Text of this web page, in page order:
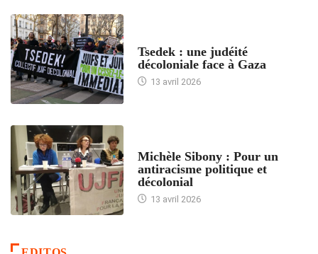
Tsedek : une judéité
décoloniale face à Gaza
13 avril 2026
Michèle Sibony : Pour un
antiracisme politique et
décolonial
13 avril 2026